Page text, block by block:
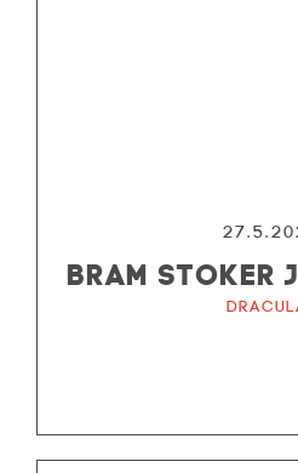
BRAM STOKER